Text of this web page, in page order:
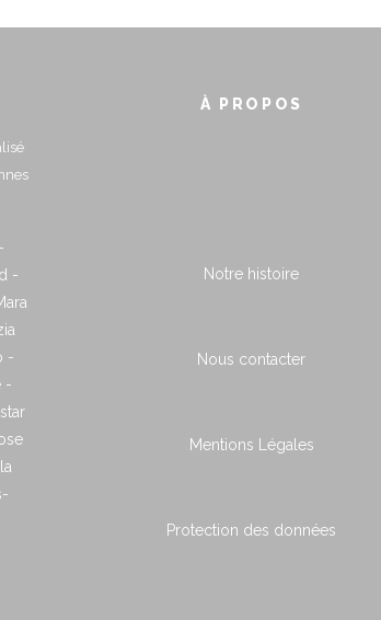
-
-
-
À PROPOS
Notre histoire
Nous contacter
Mentions Légales
Protection des données